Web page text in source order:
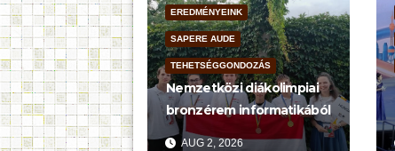
EREDMÉNYEINK
SAPERE AUDE
TEHETSÉGGONDOZÁS
Nemzetközi diákolimpiai
bronzérem informatikából
AUG 2, 2026